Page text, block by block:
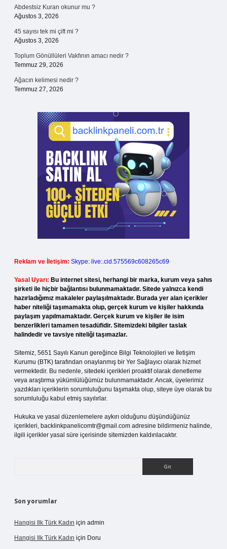
Abdestsiz Kuran okunur mu ?
Ağustos 3, 2026
45 sayısı tek mi çift mi ?
Ağustos 3, 2026
Toplum Gönüllüleri Vakfının amacı nedir ?
Temmuz 29, 2026
Ağacın kelimesi nedir ?
Temmuz 27, 2026
Reklam ve İletişim: Skype: live:.cid.575569c608265c69
Yasal Uyarı: Bu internet sitesi, herhangi bir marka, kurum veya şahıs
şirketi ile hiçbir bağlantısı bulunmamaktadır. Sitede yalnızca kendi
hazırladığımız makaleler paylaşılmaktadır. Burada yer alan içerikler
haber niteliği taşımamakta olup, gerçek kurum ve kişiler hakkında
paylaşım yapılmamaktadır. Gerçek kurum ve kişiler ile isim
benzerlikleri tamamen tesadüfidir. Sitemizdeki bilgiler taslak
halindedir ve tavsiye niteliği taşımazlar.
Sitemiz, 5651 Sayılı Kanun gereğince Bilgi Teknolojileri ve İletişim
Kurumu (BTK) tarafından onaylanmış bir Yer Sağlayıcı olarak hizmet
vermektedir. Bu nedenle, sitedeki içerikleri proaktif olarak denetleme
veya araştırma yükümlülüğümüz bulunmamaktadır. Ancak, üyelerimiz
yazdıkları içeriklerin sorumluluğunu taşımakta olup, siteye üye olarak bu
sorumluluğu kabul etmiş sayılırlar.
Hukuka ve yasal düzenlemelere aykırı olduğunu düşündüğünüz
içerikleri, backlinkpanelicomtr@gmail.com adresine bildirmeniz halinde,
ilgili içerikler yasal süre içerisinde sitemizden kaldırılacaktır.
Son yorumlar
Hangisi Ilk Türk Kadın için admin
Hangisi Ilk Türk Kadın için Doru